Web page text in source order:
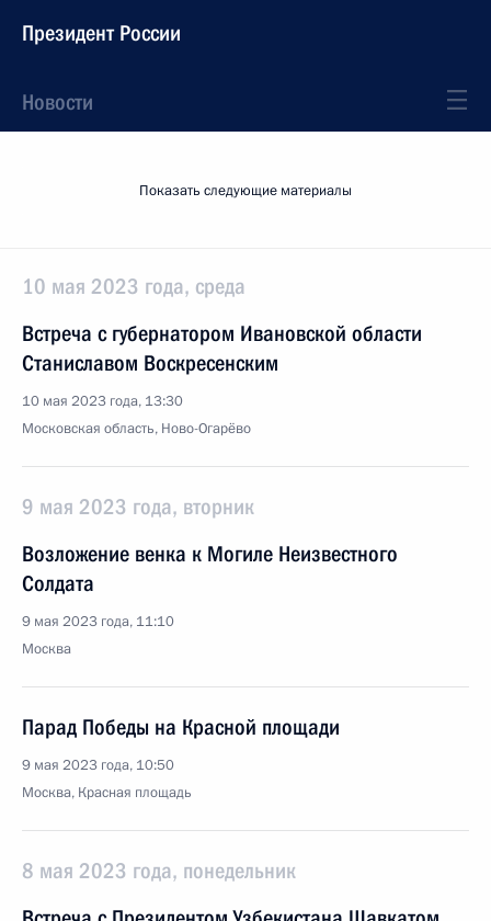
Президент России
Новости
Показать следующие материалы
10 мая 2023 года, среда
Встреча с губернатором Ивановской области
Станиславом Воскресенским
10 мая 2023 года, 13:30
Московская область, Ново-Огарёво
9 мая 2023 года, вторник
Возложение венка к Могиле Неизвестного
Солдата
9 мая 2023 года, 11:10
Москва
Парад Победы на Красной площади
9 мая 2023 года, 10:50
Москва, Красная площадь
8 мая 2023 года, понедельник